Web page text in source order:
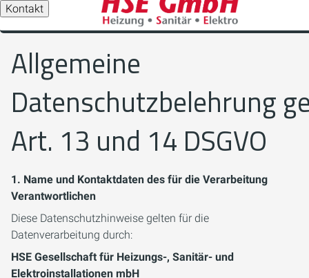
Kontakt
Allgemeine
Datenschutzbelehrung
Art. 13 und 14 DSGVO
1. Name und Kontaktdaten des für die Verarbeitung
Verantwortlichen
Diese Datenschutzhinweise gelten für die
Datenverarbeitung durch:
HSE Gesellschaft für Heizungs-, Sanitär- und
Elektroinstallationen mbH